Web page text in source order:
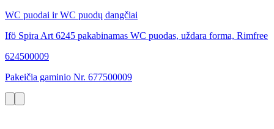
WC puodai ir WC puodų dangčiai
Ifö Spira Art 6245 pakabinamas WC puodas, uždara forma, Rimfree
624500009
Pakeičia gaminio Nr. 677500009